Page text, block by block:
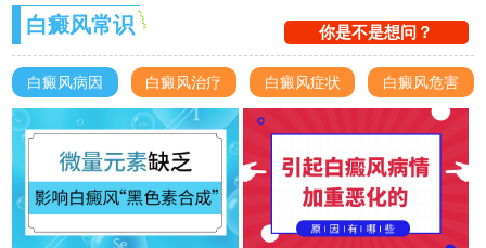
白癜风常识 你是不是想问？
白癜风病因 白癜风治疗 白癜风症状 白癜风危害